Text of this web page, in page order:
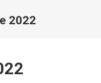
2022